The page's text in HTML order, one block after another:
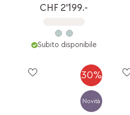
CHF 2'199.-
Subito disponibile
30%
Novità